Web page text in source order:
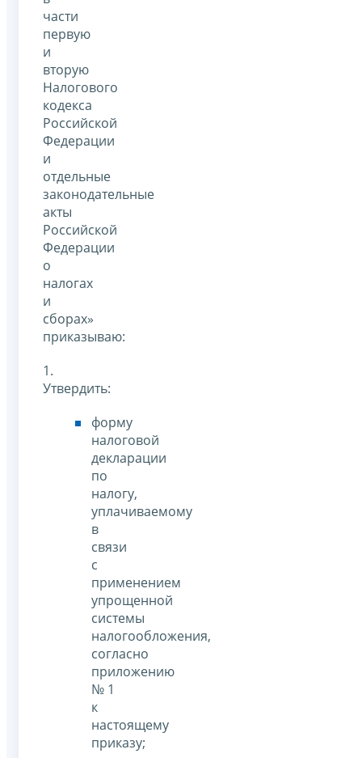
части
первую
и
вторую
Налогового
кодекса
Российской
Федерации
и
отдельные
законодательные
акты
Российской
Федерации
о
налогах
и
сборах»
приказываю:
1.
Утвердить:
форму
налоговой
декларации
по
налогу,
уплачиваемому
в
связи
с
применением
упрощенной
системы
налогообложения,
согласно
приложению
№ 1
к
настоящему
приказу;